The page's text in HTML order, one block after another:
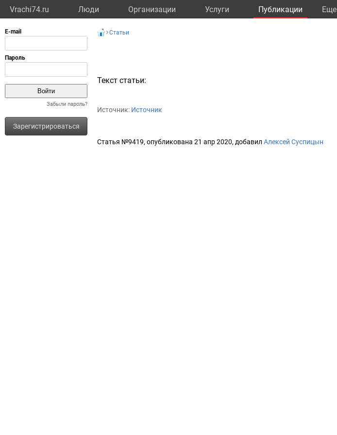
Vrachi74.ru Люди Организации Услуги Публикации Eще
Забыли пароль?
Зарегистрироваться
Статьи
Текст статьи:
Источник: Источник
Статья №9419, опубликована 21 апр 2020, добавил Алексей Суспицын